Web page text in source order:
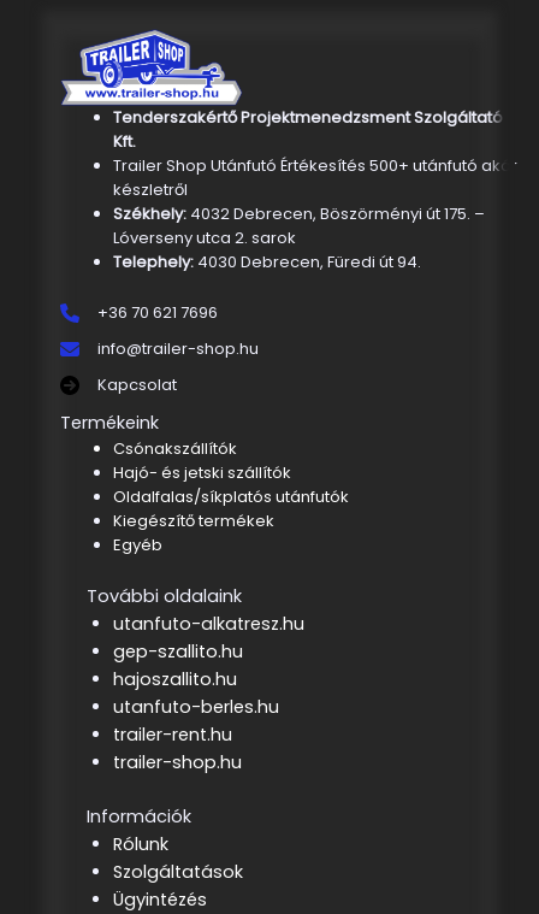
Tenderszakértő Projektmenedzsment Szolgáltató
Kft.
Trailer Shop Utánfutó Értékesítés 500+ utánfutó akár
készletről
Székhely: 4032 Debrecen, Böszörményi út 175. –
Lóverseny utca 2. sarok
Telephely:4030 Debrecen, Füredi út 94.
+36 70 621 7696
info@trailer-shop.hu
Kapcsolat
Termékeink
Csónakszállítók
Hajó- és jetski szállítók
Oldalfalas/síkplatós utánfutók
Kiegészítő termékek
Egyéb
További oldalaink
utanfuto-alkatresz.hu
gep-szallito.hu
hajoszallito.hu
utanfuto-berles.hu
trailer-rent.hu
trailer-shop.hu
Információk
Rólunk
Szolgáltatások
Ügyintézés